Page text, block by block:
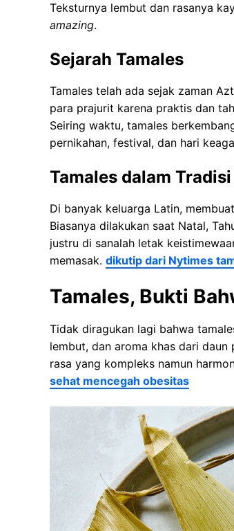
Teksturnya lembut dan rasanya
amazing.
Sejarah Tamales
Tamales telah ada sejak zaman
para prajurit karena praktis dan
Seiring waktu, tamales
pernikahan, festival, dan hari
Tamales dalam
Di banyak keluarga Latin,
Biasanya dilakukan saat Natal,
justru di sanalah letak
memasak. dikutip dari Nytimes
Tamales, Bukti
Tidak diragukan lagi bahwa
lembut, dan aroma khas dari
rasa yang kompleks namun
sehat mencegah obesitas